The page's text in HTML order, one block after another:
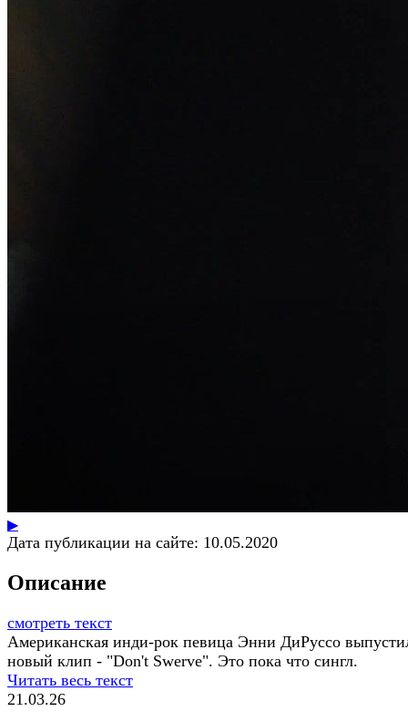
▶
Дата публикации на сайте: 10.05.2020
Описание
смотреть текст
Американская инди-рок певица Энни ДиРуссо
новый клип - "Don't Swerve". Это пока что сингл.
Читать весь текст
21.03.26